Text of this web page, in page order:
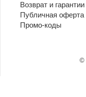
Возврат и гарантии
Публичная оферта
Промо-коды
©